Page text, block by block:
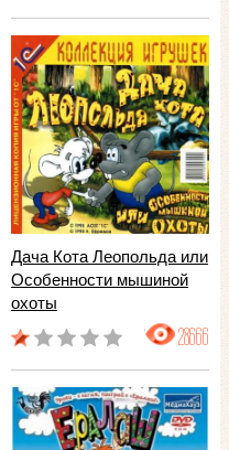
Дача Кота Леопольда или
Особенности мышиной
охоты
28666